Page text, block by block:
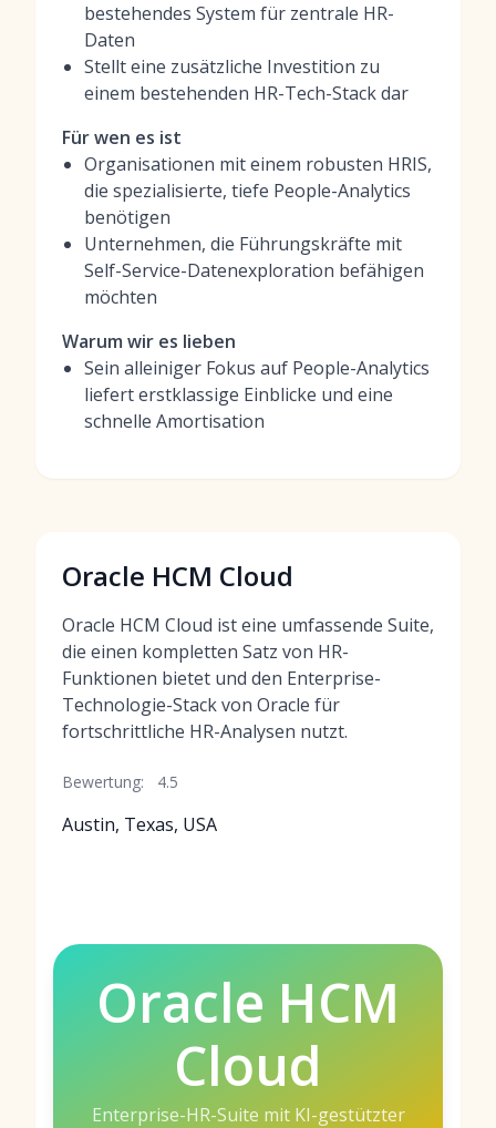
bestehendes System für zentrale HR-
Daten
Stellt eine zusätzliche Investition zu
einem bestehenden HR-Tech-Stack dar
Für wen es ist
Organisationen mit einem robusten HRIS,
die spezialisierte, tiefe People-Analytics
benötigen
Unternehmen, die Führungskräfte mit
Self-Service-Datenexploration befähigen
möchten
Warum wir es lieben
Sein alleiniger Fokus auf People-Analytics
liefert erstklassige Einblicke und eine
schnelle Amortisation
Oracle HCM Cloud
Oracle HCM Cloud ist eine umfassende Suite,
die einen kompletten Satz von HR-
Funktionen bietet und den Enterprise-
Technologie-Stack von Oracle für
fortschrittliche HR-Analysen nutzt.
Bewertung: 4.5
Austin, Texas, USA
Oracle HCM
Cloud
Enterprise-HR-Suite mit KI-gestützter